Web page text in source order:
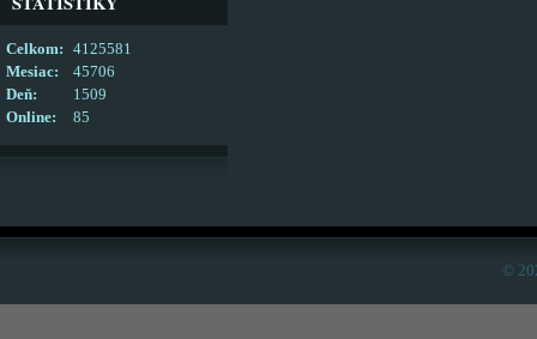
Online: 85
Celkom:
4125581
Mesiac:
45706
Deň:
1509
©